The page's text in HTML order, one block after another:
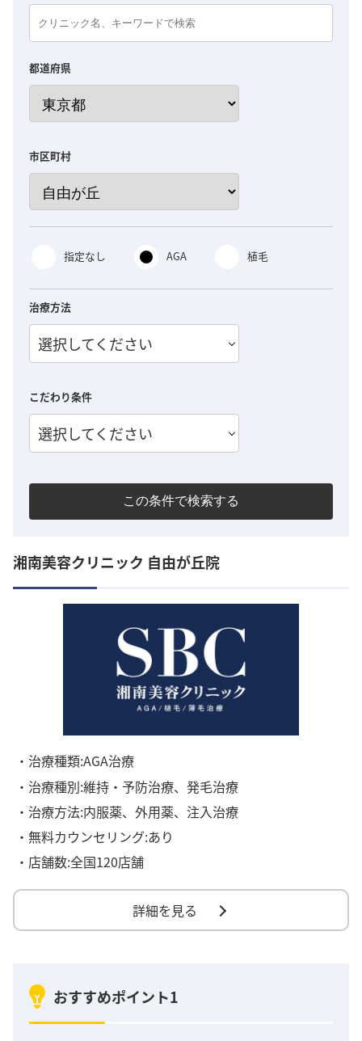
都道府県
市区町村
指定なし AGA 植毛
治療方法
選択してください
こだわり条件
選択してください
この条件で検索する
湘南美容クリニック 自由が丘院
・治療種類:AGA治療
・治療種別:維持・予防治療、発毛治療
・治療方法:内服薬、外用薬、注入治療
・無料カウンセリング:あり
・店舗数:全国120店舗
詳細を見る
おすすめポイント1